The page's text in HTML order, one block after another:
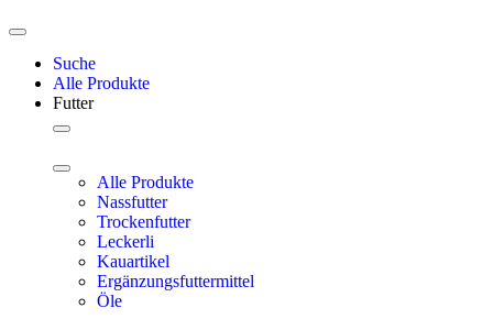
Suche
Alle Produkte
Futter
Alle Produkte
Nassfutter
Trockenfutter
Leckerli
Kauartikel
Ergänzungsfuttermittel
Öle